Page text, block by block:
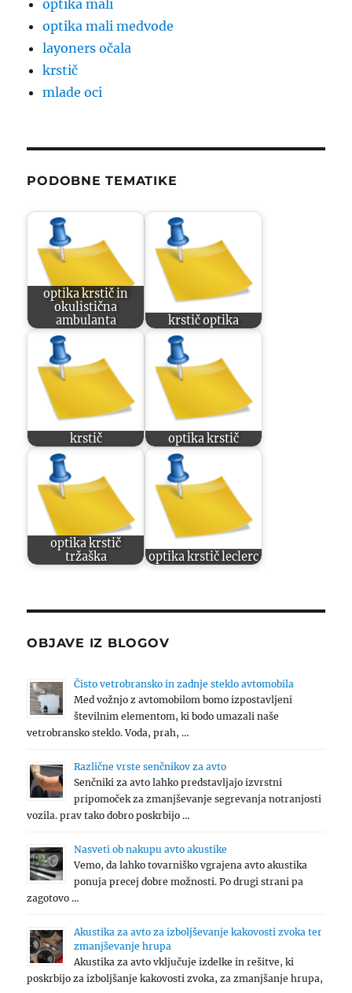
optika mali
optika mali medvode
layoners očala
krstič
mlade oci
PODOBNE TEMATIKE
optika krstič in
okulistična
ambulanta
krstič optika
krstič optika krstič
optika krstič
tržaška
optika krstič leclerc
OBJAVE IZ BLOGOV
Čisto vetrobransko in zadnje steklo avtomobila
Med vožnjo z avtomobilom bomo izpostavljeni
številnim elementom, ki bodo umazali naše
vetrobransko steklo. Voda, prah, …
Različne vrste senčnikov za avto
Senčniki za avto lahko predstavljajo izvrstni
pripomoček za zmanjševanje segrevanja notranjosti
vozila. prav tako dobro poskrbijo …
Nasveti ob nakupu avto akustike
Vemo, da lahko tovarniško vgrajena avto akustika
ponuja precej dobre možnosti. Po drugi strani pa
zagotovo …
Akustika za avto za izboljševanje kakovosti zvoka ter
zmanjševanje hrupa
Akustika za avto vključuje izdelke in rešitve, ki
poskrbijo za izboljšanje kakovosti zvoka, za zmanjšanje hrupa,